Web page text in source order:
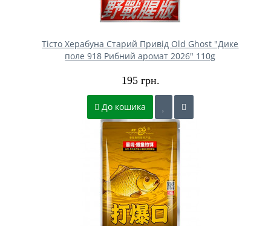
Тісто Херабуна Старий Привід Old Ghost "Дике
поле 918 Рибний аромат 2026" 110g
195 грн.
До кошика